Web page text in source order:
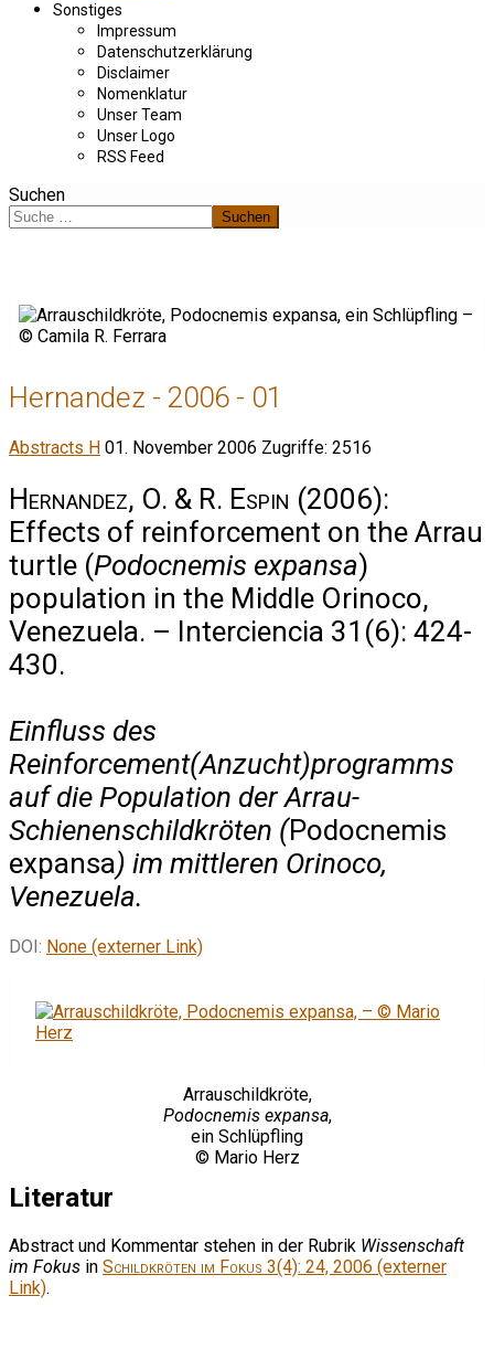
Sonstiges
Impressum
Datenschutzerklärung
Disclaimer
Nomenklatur
Unser Team
Unser Logo
RSS Feed
Suchen
Suchen
Hernandez - 2006 - 01
Abstracts H 01. November 2006 Zugriffe: 2516
Hernandez, O. & R. Espin (2006):
Effects of reinforcement on the Arrau
turtle (Podocnemis expansa)
population in the Middle Orinoco,
Venezuela. – Interciencia 31(6): 424-
430.
Einfluss des
Reinforcement(Anzucht)programms
auf die Population der Arrau-
Schienenschildkröten (Podocnemis
expansa) im mittleren Orinoco,
Venezuela.
DOI: None (externer Link)
Arrauschildkröte,
Podocnemis expansa,
ein Schlüpfling
© Mario Herz
Literatur
Abstract und Kommentar stehen in der Rubrik Wissenschaft
im Fokus in Schildkröten im Fokus 3(4): 24, 2006 (externer
Link).